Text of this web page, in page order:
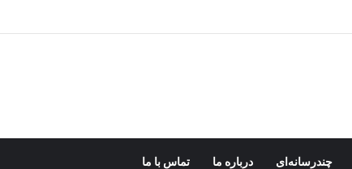
مسلحانه در میان کردها اعتبار گذشته را ندارد؟
چندرسانه‌ای درباره ما تماس با ما